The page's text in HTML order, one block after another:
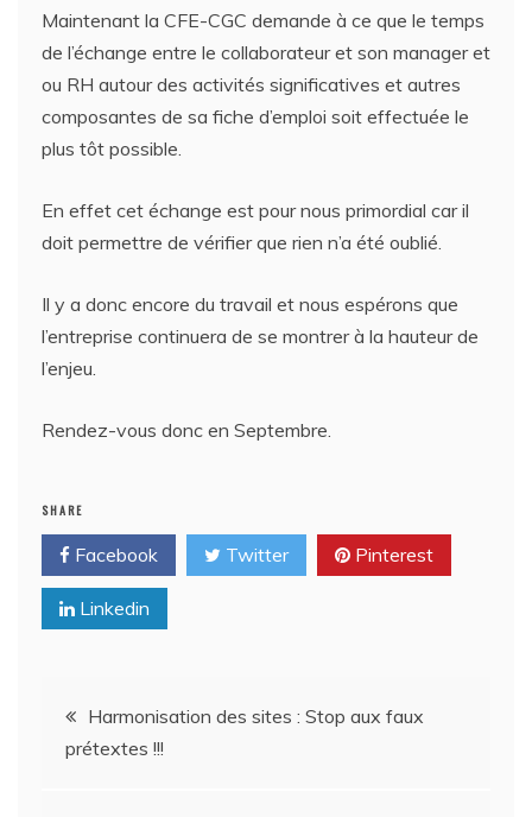
Maintenant la CFE-CGC demande à ce que le temps
de l’échange entre le collaborateur et son manager et
ou RH autour des activités significatives et autres
composantes de sa fiche d’emploi soit effectuée le
plus tôt possible.
En effet cet échange est pour nous primordial car il
doit permettre de vérifier que rien n’a été oublié.
Il y a donc encore du travail et nous espérons que
l’entreprise continuera de se montrer à la hauteur de
l’enjeu.
Rendez-vous donc en Septembre.
SHARE
Facebook Twitter Pinterest
Linkedin
Navigation
de
Harmonisation des sites : Stop aux faux
prétextes !!!